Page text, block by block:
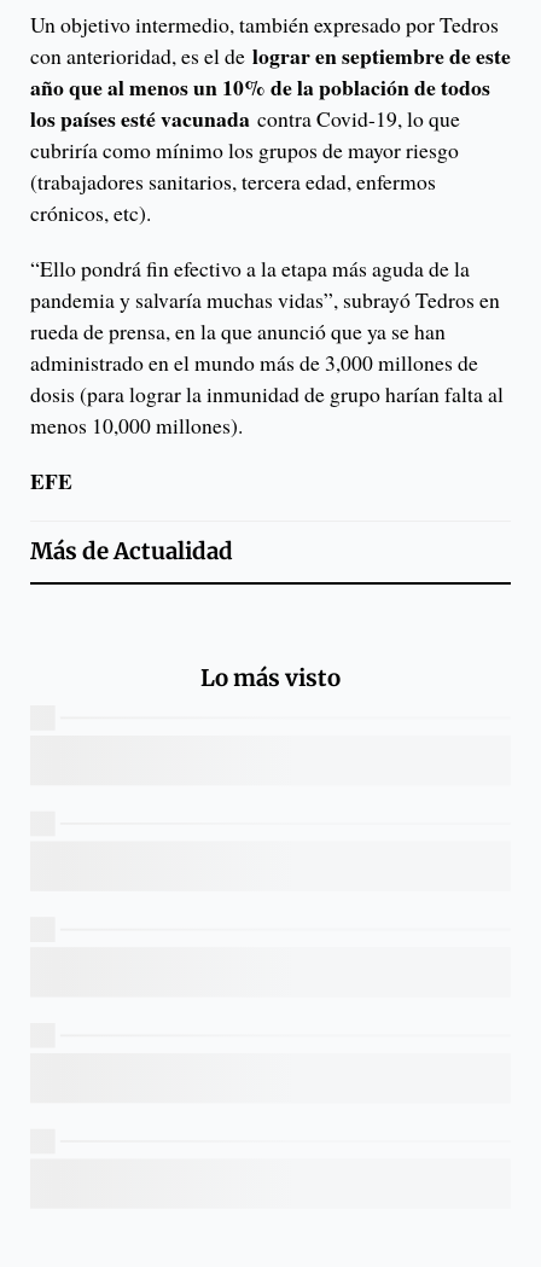
Un objetivo intermedio, también expresado por Tedros
con anterioridad, es el de lograr en septiembre de este
año que al menos un 10% de la población de todos
los países esté vacunada contra Covid-19, lo que
cubriría como mínimo los grupos de mayor riesgo
(trabajadores sanitarios, tercera edad, enfermos
crónicos, etc).
“Ello pondrá fin efectivo a la etapa más aguda de la
pandemia y salvaría muchas vidas”, subrayó Tedros en
rueda de prensa, en la que anunció que ya se han
administrado en el mundo más de 3,000 millones de
dosis (para lograr la inmunidad de grupo harían falta al
menos 10,000 millones).
EFE
Más deActualidad
Lo más visto